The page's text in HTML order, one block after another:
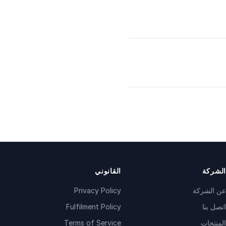
الشركة
عن الشركة
اتصل بنا
المنتجات
القانوني
Privacy Policy
Fulfilment Policy
Terms of Service